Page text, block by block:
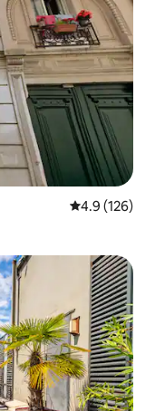
レビュー126
4.9 (126)